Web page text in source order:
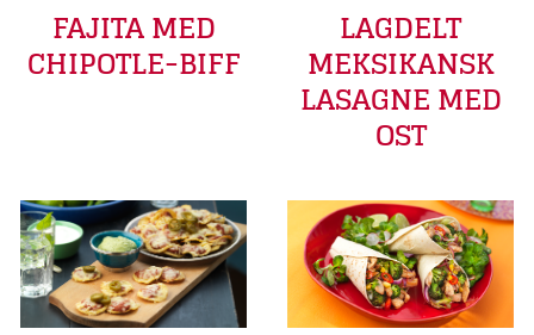
FAJITA MED
CHIPOTLE-BIFF
LAGDELT
MEKSIKANSK
LASAGNE MED
OST